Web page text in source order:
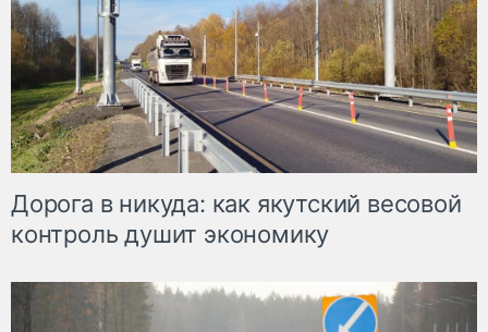
Дорога в никуда: как якутский весовой
контроль душит экономику